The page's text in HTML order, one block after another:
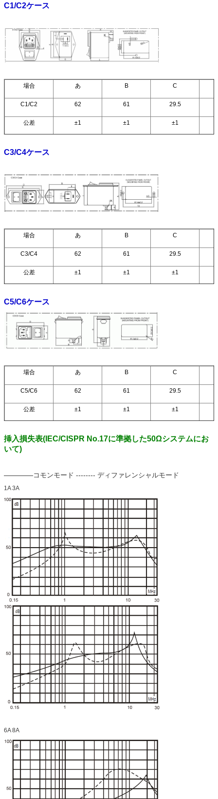
C1/C2ケース
場合 あ B C
C1/C2 62 61 29.5
公差 ±1 ±1 ±1
C3/C4ケース
場合 あ B C
C3/C4 62 61 29.5
公差 ±1 ±1 ±1
C5/C6ケース
場合 あ B C
C5/C6 62 61 29.5
公差 ±1 ±1 ±1
挿入損失表(IEC/CISPR No.17に準拠した50Ωシステムにお
いて)
コモンモード -------- ディファレンシャルモード
1A 3A
6A 8A